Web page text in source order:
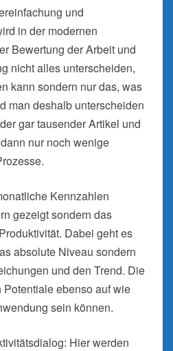
und
in der modernen
Bewertung der Arbeit und
nicht alles unterscheiden,
kann sondern nur das, was
man deshalb unterscheiden
gar tausender Artikel und
nur noch wenige
Kennzahlen
gezeigt sondern das
Dabei geht es
absolute Niveau sondern
und den Trend. Die
ebenso auf wie
sein können.
Hier werden